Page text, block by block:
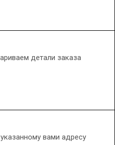
детали заказа
вами адресу